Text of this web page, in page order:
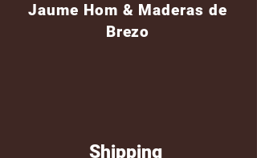
Jaume Hom & Maderas de
Brezo
Shipping